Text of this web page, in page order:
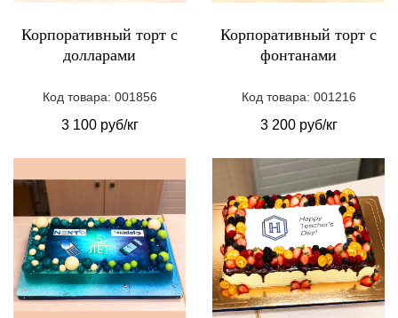
Корпоративный торт с
долларами
Код товара: 001856
3 100 руб/кг
Корпоративный торт с
фонтанами
Код товара: 001216
3 200 руб/кг